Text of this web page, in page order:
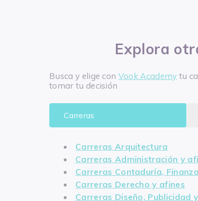
Explora
Busca y elige con Vook Academy tu
tomar tu decisión
Carreras
Carreras Arquitectura
Carreras Administración y
Carreras Contaduría,
Carreras Derecho y afines
Carreras Diseño, Publicidad